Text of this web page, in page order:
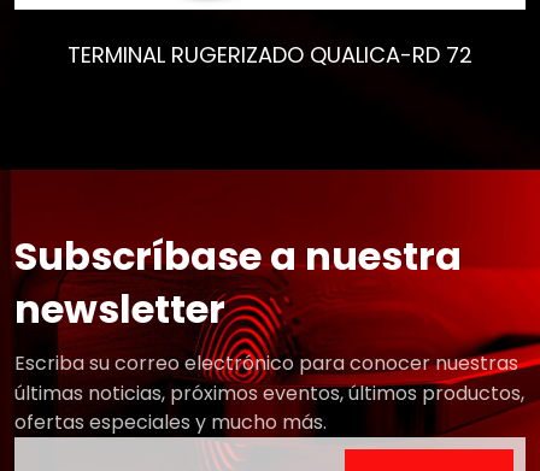
TERMINAL RUGERIZADO QUALICA-RD 72
Subscríbase a nuestra
newsletter
Escriba su correo electrónico para conocer nuestras
últimas noticias, próximos eventos, últimos productos,
ofertas especiales y mucho más.